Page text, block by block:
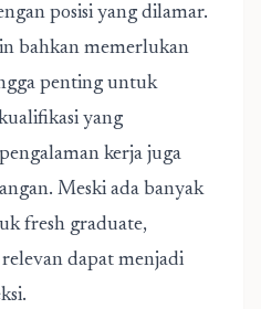
posisi yang dilamar.
bahkan memerlukan
penting untuk
yang
kerja juga
Meski ada banyak
fresh graduate,
dapat menjadi